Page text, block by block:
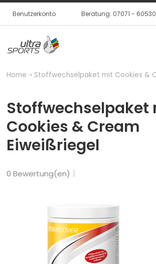
Benutzerkonto Beratung: 07071 - 60530
Produkte / SHOP
Händler
Home Stoffwechselpaket mit Cookies &
Stoffwechselpaket
Cookies & Cream
Eiweißriegel
0 Bewertung(en)